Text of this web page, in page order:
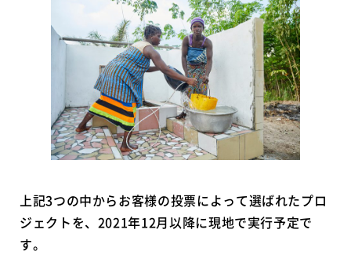
上記3つの中からお客様の投票によって選ばれたプロ
ジェクトを、2021年12月以降に現地で実行予定で
す。